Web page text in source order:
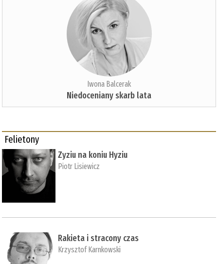
Iwona Balcerak
Niedoceniany skarb lata
Felietony
Zyziu na koniu Hyziu
Piotr Lisiewicz
Rakieta i stracony czas
Krzysztof Karnkowski